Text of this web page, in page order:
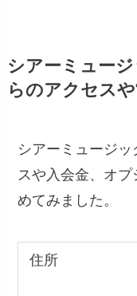
シアーミュー
らのアクセス
シアーミュージ
スや入会金、オプ
めてみました。
住所